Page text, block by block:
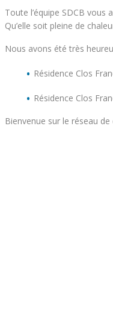
Toute l’équipe SDCB vous
Qu’elle soit pleine de
Nous avons été très
Résidence Clos
Résidence Clos
Bienvenue sur le réseau de